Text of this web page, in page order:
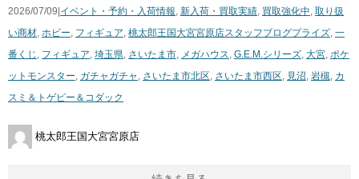
2026/07/09|イベント・予約・入荷情報 新入荷・買取実績 買取強化中 取り扱
い商材 ホビー フィギュア 桃太郎王国大宮宮原店スタッフブログプライズ 一
番くじ
フィギュア 埼玉県 さいたま市 メガハウス G.E.M.シリーズ 大宮 ポケ
ットモンスター ガチャガチャ さいたま市北区 さいたま市西区 見沼 岩槻 カ
スミ＆トゲピー＆コダック
桃太郎王国大宮宮原店